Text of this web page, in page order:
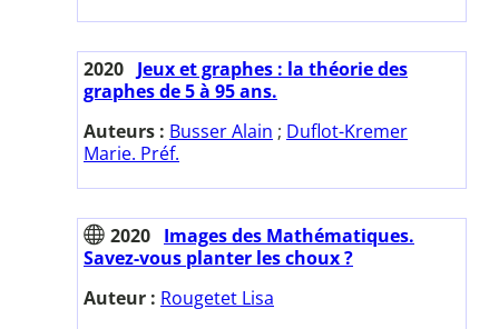
2020 Jeux et graphes : la théorie des
graphes de 5 à 95 ans.
Auteurs : Busser Alain ; Duflot-Kremer
Marie. Préf.
2020 Images des Mathématiques.
Savez-vous planter les choux ?
Auteur : Rougetet Lisa